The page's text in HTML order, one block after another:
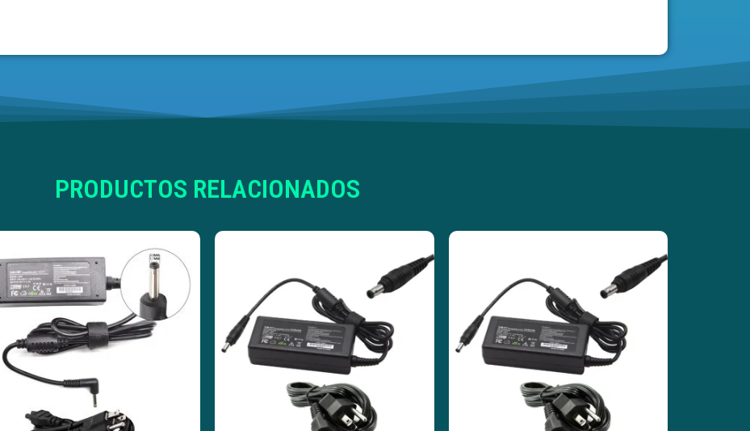
PRODUCTOS RELACIONADOS